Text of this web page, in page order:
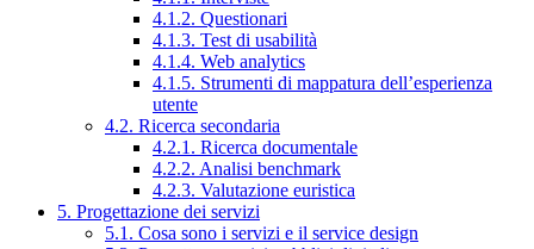
4.1.2. Questionari
4.1.3. Test di usabilità
4.1.4. Web analytics
4.1.5. Strumenti di mappatura dell’esperienza
utente
4.2. Ricerca secondaria
4.2.1. Ricerca documentale
4.2.2. Analisi benchmark
4.2.3. Valutazione euristica
5. Progettazione dei servizi
5.1. Cosa sono i servizi e il service design